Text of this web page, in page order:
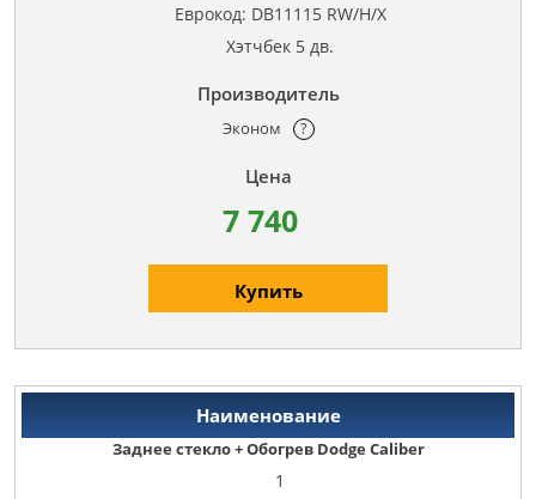
Еврокод: DB11115 RW/H/X
Хэтчбек 5 дв.
Эконом ?
7 740
Купить
Заднее стекло + Обогрев Dodge Caliber
1